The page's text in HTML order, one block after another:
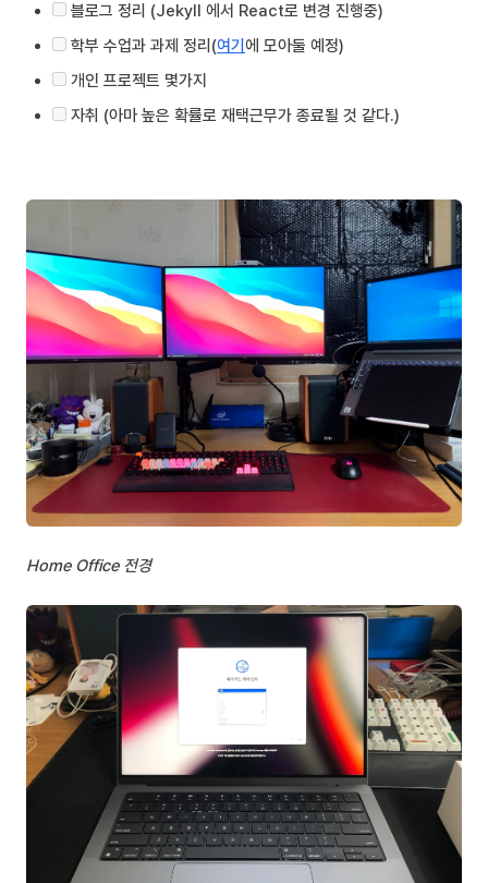
블로그 정리 (Jekyll 에서 React로 변경 진행중)
학부 수업과 과제 정리(여기 에 모아둘 예정)
개인 프로젝트 몇가지
자취 (아마 높은 확률로 재택근무가 종료될 것 같다.)
Home Office 전경